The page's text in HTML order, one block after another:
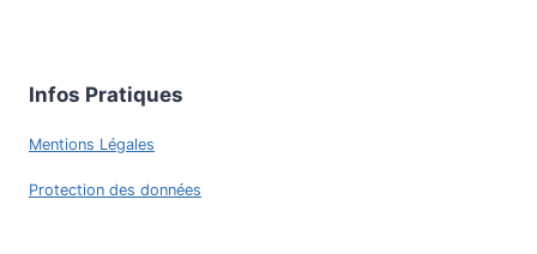
Infos Pratiques
Mentions Légales
Protection des données